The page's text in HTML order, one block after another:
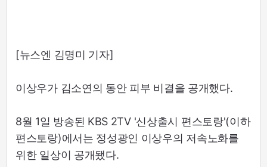
[뉴스엔 김명미 기자]
이상우가 김소연의 동안 피부 비결을 공개했다.
8월 1일 방송된 KBS 2TV '신상출시 편스토랑'(이하
편스토랑)에서는 정성광인 이상우의 저속노화를
위한 일상이 공개됐다.